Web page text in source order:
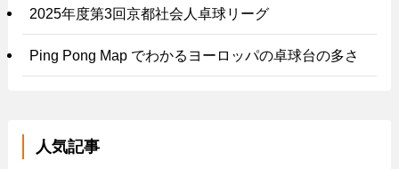
2025年度第3回京都社会人卓球リーグ
Ping Pong Map でわかるヨーロッパの卓球台の多さ
人気記事